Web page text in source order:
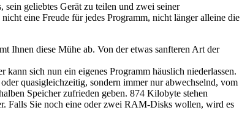
geliebtes Gerät zu teilen und zwei seiner
eine Freude für jedes Programm, nicht länger alleine die
Ihnen diese Mühe ab. Von der etwas sanfteren Art der
sich nun ein eigenes Programm häuslich niederlassen.
quasigleichzeitig, sondern immer nur abwechselnd, vom
Speicher zufrieden geben. 874 Kilobyte stehen
Falls Sie noch eine oder zwei RAM-Disks wollen, wird es